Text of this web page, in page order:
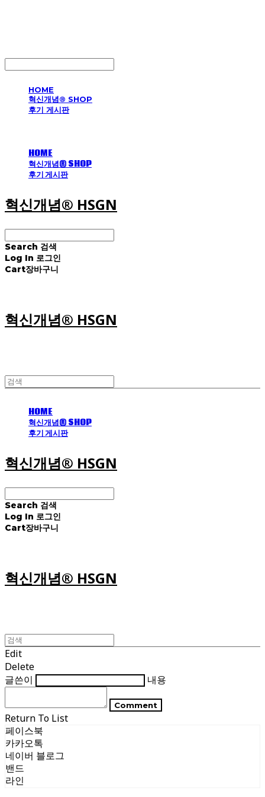
HOME
혁신개념® SHOP
후기 게시판
HOME
혁신개념® SHOP
후기 게시판
혁신개념® HSGN
Search 검색
Log In 로그인
Cart장바구니
혁신개념® HSGN
HOME
혁신개념® SHOP
후기 게시판
혁신개념® HSGN
Search 검색
Log In 로그인
Cart장바구니
혁신개념® HSGN
Edit
Delete
글쓴이
내용
Comment
Return To List
페이스북
카카오톡
네이버 블로그
밴드
라인